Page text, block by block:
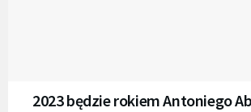
2023 będzie rokiem Antoniego